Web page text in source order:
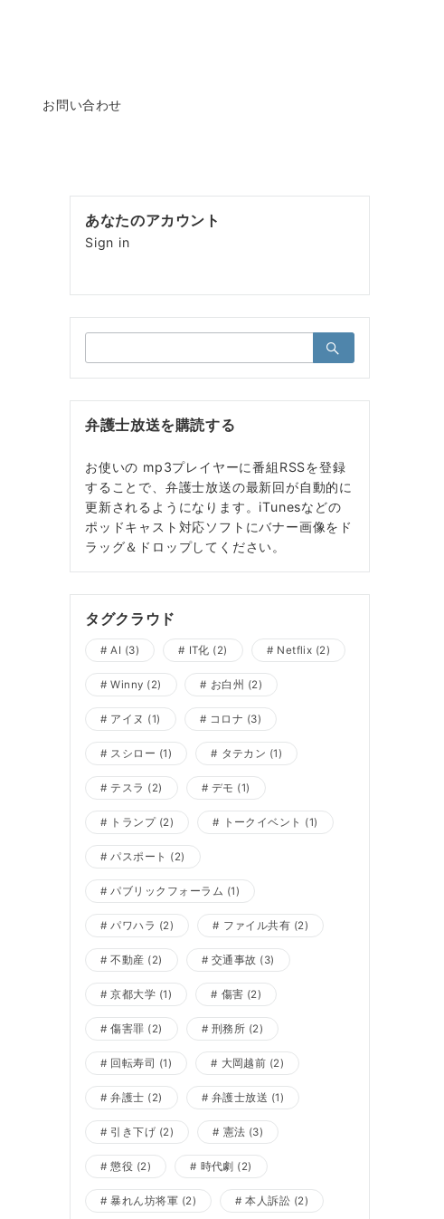
お問い合わせ
あなたのアカウント
Sign in
索：
弁護士放送を購読する
お使いの mp3プレイヤーに番組RSSを登録
することで、弁護士放送の最新回が自動的に
更新されるようになります。iTunesなどの
ポッドキャスト対応ソフトにバナー画像をド
ラッグ＆ドロップしてください。
タグクラウド
AI (3) IT化 (2) Netflix (2)
Winny (2) お白州 (2)
アイヌ (1) コロナ (3)
スシロー (1) タテカン (1)
テスラ (2) デモ (1)
トランプ(2) トークイベント (1)
パスポート (2)
パブリックフォーラム (1)
パワハラ (2) ファイル共有 (2)
不動産 (2) 交通事故 (3)
京都大学 (1) 傷害 (2)
傷害罪 (2) 刑務所 (2)
回転寿司 (1) 大岡越前 (2)
弁護士 (2) 弁護士放送 (1)
引き下げ (2) 憲法 (3)
懲役 (2) 時代劇 (2)
暴れん坊将軍 (2) 本人訴訟 (2)